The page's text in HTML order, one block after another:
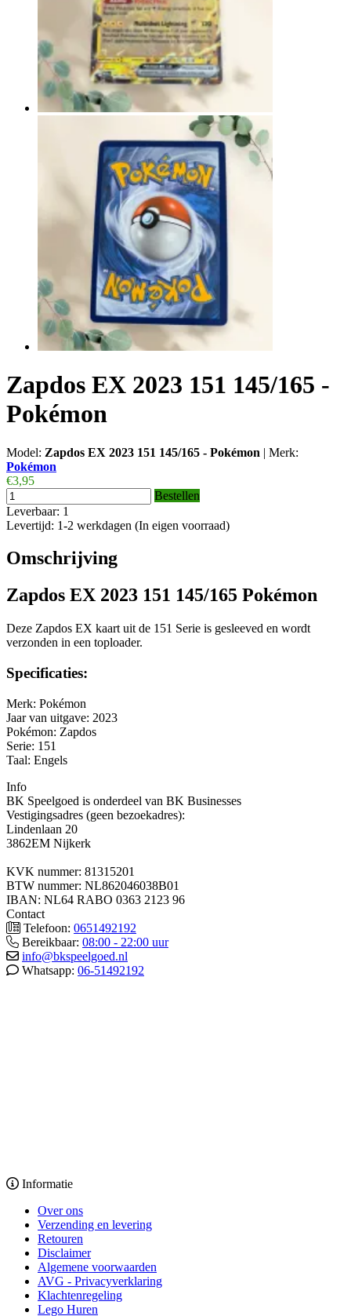
Zapdos EX 2023 151 145/165 -
Pokémon
Model: Zapdos EX 2023 151 145/165 - Pokémon | Merk:
Pokémon
€3,95
Bestellen
Leverbaar: 1
Levertijd: 1-2 werkdagen (In eigen voorraad)
Omschrijving
Zapdos EX 2023 151 145/165 Pokémon
Deze Zapdos EX kaart uit de 151 Serie is gesleeved en wordt
verzonden in een toploader.
Specificaties:
Merk: Pokémon
Jaar van uitgave: 2023
Pokémon: Zapdos
Serie: 151
Taal: Engels
Info
BK Speelgoed is onderdeel van BK Businesses
Vestigingsadres (geen bezoekadres):
Lindenlaan 20
3862EM Nijkerk
KVK nummer: 81315201
BTW nummer: NL862046038B01
IBAN: NL64 RABO 0363 2123 96
Contact
Telefoon: 0651492192
Bereikbaar: 08:00 - 22:00 uur
info@bkspeelgoed.nl
Whatsapp: 06-51492192
Informatie
Over ons
Verzending en levering
Retouren
Disclaimer
Algemene voorwaarden
AVG - Privacyverklaring
Klachtenregeling
Lego Huren